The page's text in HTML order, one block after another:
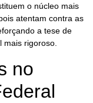
o núcleo mais
atentam contra as
a tese de
rigoroso.
no